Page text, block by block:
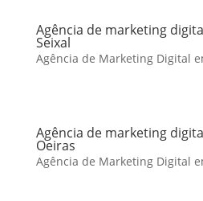
Agência de marketing
Seixal
Agência de Marketing Digital
Agência de marketing
Oeiras
Agência de Marketing Digital